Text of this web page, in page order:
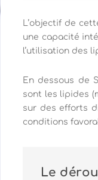
L’objectif de
une capacité
l’utilisation des
En dessous de
sont les lipides
sur des efforts
conditions
Le